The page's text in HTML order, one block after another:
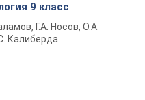
9 класс
Г.А. Носов, О.А.
Калиберда